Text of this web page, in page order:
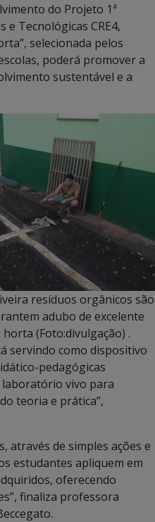
do Projeto 1ª
e Tecnológicas CRE4,
selecionada pelos
poderá promover a
sustentável e a
resíduos orgânicos são
adubo de excelente
(Foto:divulgação) .
servindo como dispositivo
pedagógicas
vivo para
teoria e prática”,
através de simples ações e
estudantes apliquem em
oferecendo
finaliza professora